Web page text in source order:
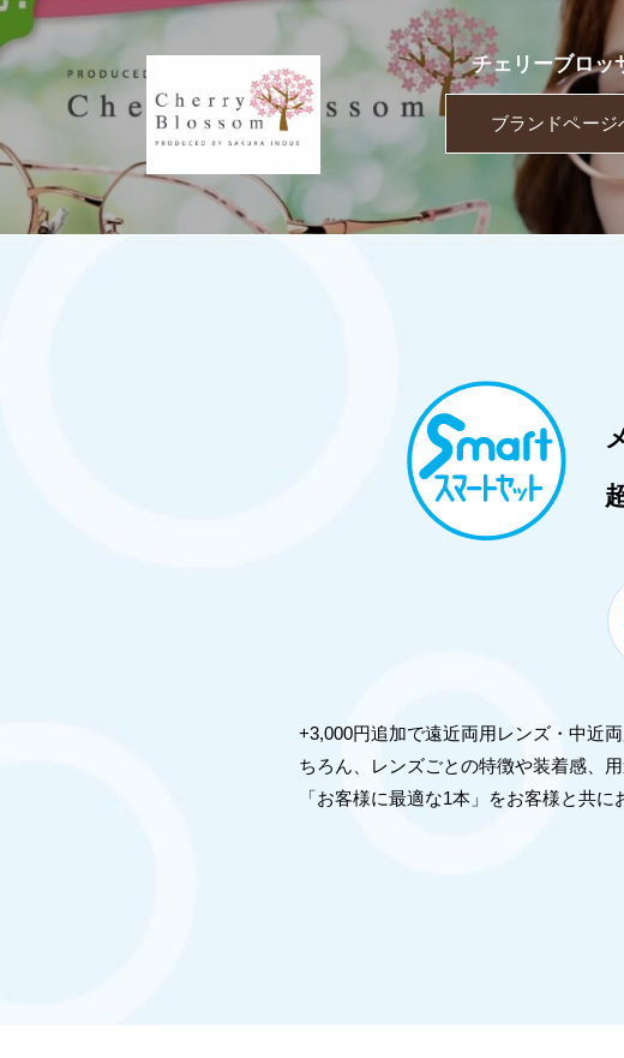
チェリーブロッ
ブランドページ
+3,000円追加で遠近両用レンズ・中近
ちろん、レンズごとの特徴や装着感、
「お客様に最適な1本」をお客様と共に